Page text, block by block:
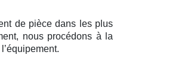
de pièce dans les plus
nous procédons à la